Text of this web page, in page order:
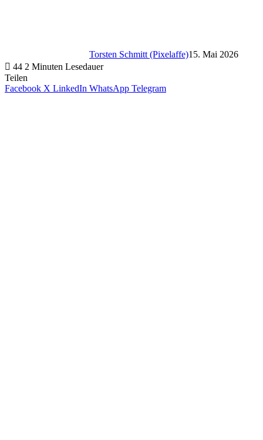
Torsten Schmitt (Pixelaffe)15. Mai 2026
44 2 Minuten Lesedauer
Teilen
Facebook X LinkedIn WhatsApp Telegram